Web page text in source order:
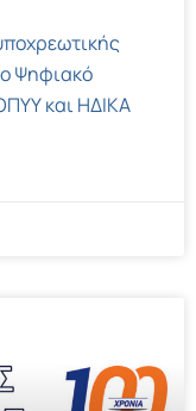
Ψηφιακό
και ΗΔΙΚΑ